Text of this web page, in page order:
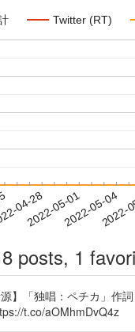
Twitter (RT)
04-28
2022-05-012022-05-04
posts, 1
】「独唱：ペチカ」作
t.co/aOMhmDvQ4z